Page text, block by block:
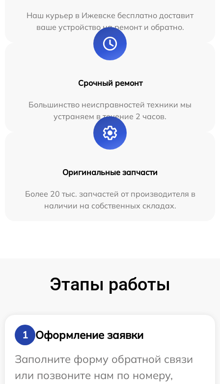
Наш курьер в Ижевске бесплатно доставит
ваше устройство на ремонт и обратно.
Срочный ремонт
Большинство неисправностей техники мы
устраняем в течение 2 часов.
Оригинальные запчасти
Более 20 тыс. запчастей от производителя в
наличии на собственных складах.
Этапы работы
1
Оформление заявки
Заполните форму обратной связи
или позвоните нам по номеру,